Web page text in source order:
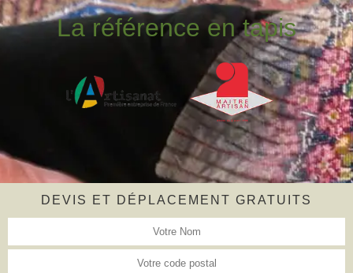
La référence en tapis
DEVIS ET DÉPLACEMENT GRATUITS